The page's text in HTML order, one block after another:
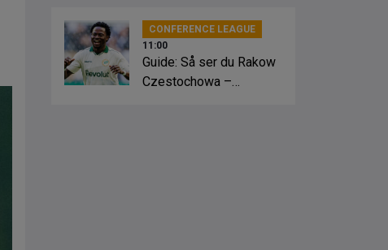
CONFERENCE LEAGUE
11:00
Guide: Så ser du Rakow
Czestochowa –